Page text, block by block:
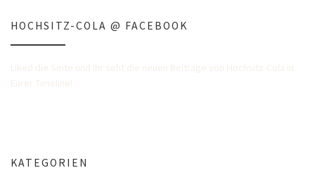
HOCHSITZ-COLA @ FACEBOOK
KATEGORIEN